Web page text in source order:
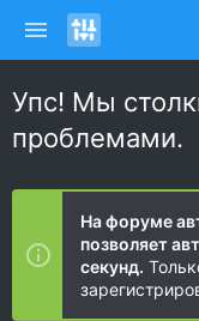
Упс! Мы
проблемами.
На форуме
позволяет
секунд.